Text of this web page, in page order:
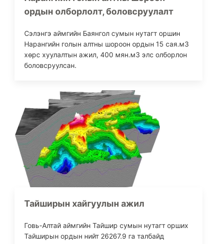
ордын олборлолт, боловсруулалт
Сэлэнгэ аймгийн Баянгол сумын нутагт оршин
Нарангийн голын алтны шороон ордын 15 сая.м3
хөрс хуулалтын ажил, 400 мян.м3 элс олборлон
боловсруулсан.
Тайширын хайгуулын ажил
Говь-Алтай аймгийн Тайшир сумын нутагт орших
Тайширын ордын нийт 26267.9 га талбайд